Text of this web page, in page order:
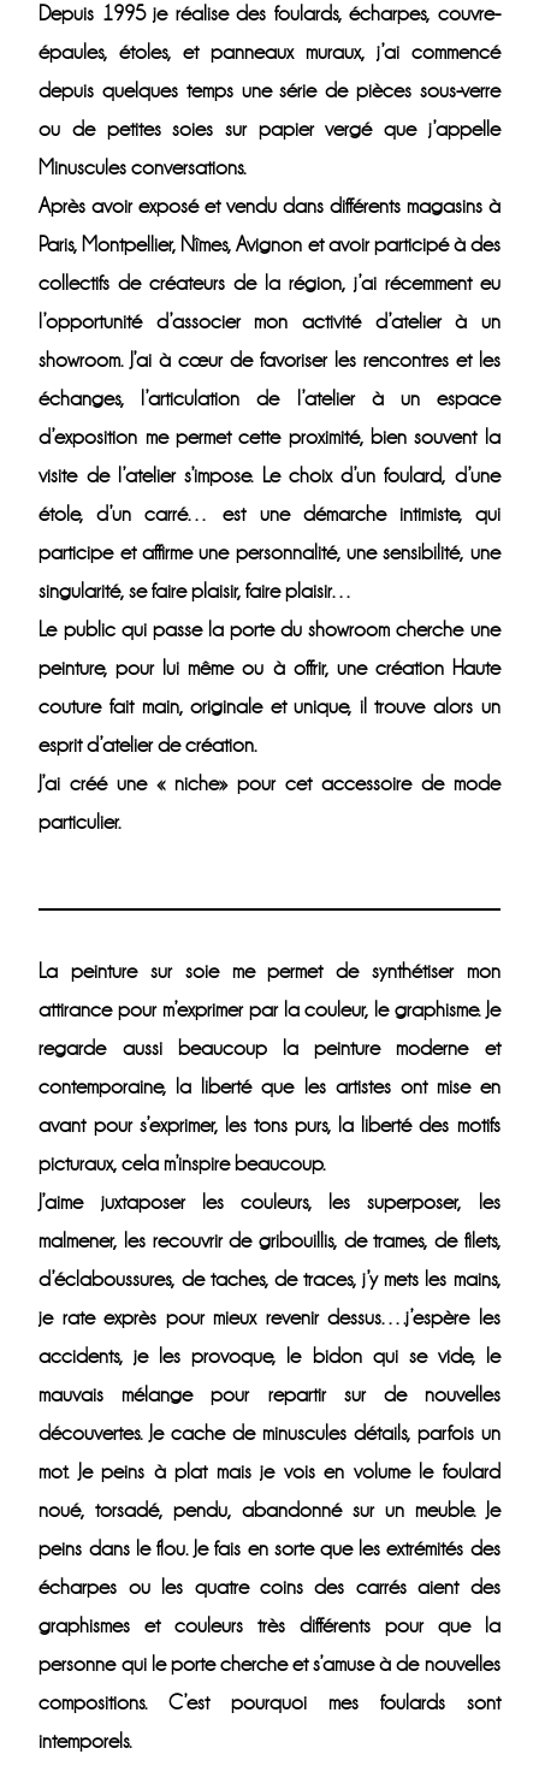
Depuis 1995 je réalise des foulards, écharpes, couvre-
épaules, étoles, et panneaux muraux, j’ai commencé
depuis quelques temps une série de pièces sous-verre
ou de petites soies sur papier vergé que j’appelle
Minuscules conversations.
Après avoir exposé et vendu dans différents magasins à
Paris, Montpellier, Nîmes, Avignon et avoir participé à des
collectifs de créateurs de la région, j’ai récemment eu
l’opportunité d’associer mon activité d’atelier à un
showroom. J’ai à cœur de favoriser les rencontres et les
échanges, l’articulation de l’atelier à un espace
d’exposition me permet cette proximité, bien souvent la
visite de l’atelier s’impose. Le choix d’un foulard, d’une
étole, d’un carré… est une démarche intimiste, qui
participe et affirme une personnalité, une sensibilité, une
singularité, se faire plaisir, faire plaisir…
Le public qui passe la porte du showroom cherche une
peinture, pour lui même ou à offrir, une création Haute
couture fait main, originale et unique, il trouve alors un
esprit d’atelier de création.
J’ai créé une « niche» pour cet accessoire de mode
particulier.
La peinture sur soie me permet de synthétiser mon
attirance pour m’exprimer par la couleur, le graphisme. Je
regarde aussi beaucoup la peinture moderne et
contemporaine, la liberté que les artistes ont mise en
avant pour s’exprimer, les tons purs, la liberté des motifs
picturaux, cela m’inspire beaucoup.
J’aime juxtaposer les couleurs, les superposer, les
malmener, les recouvrir de gribouillis, de trames, de filets,
d’éclaboussures, de taches, de traces, j’y mets les mains,
je rate exprès pour mieux revenir dessus….j’espère les
accidents, je les provoque, le bidon qui se vide, le
mauvais mélange pour repartir sur de nouvelles
découvertes. Je cache de minuscules détails, parfois un
mot. Je peins à plat mais je vois en volume le foulard
noué, torsadé, pendu, abandonné sur un meuble. Je
peins dans le flou. Je fais en sorte que les extrémités des
écharpes ou les quatre coins des carrés aient des
graphismes et couleurs très différents pour que la
personne qui le porte cherche et s’amuse à de nouvelles
compositions. C’est pourquoi mes foulards sont
intemporels.